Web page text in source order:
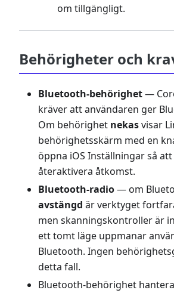
om tillgängligt.
Behörigheter och
Bluetooth-behörighet—
kräver att användaren ger
Om behörighet nekasvisar
behörighetsskärm med en
öppna iOS Inställningar så
återaktivera åtkomst.
Bluetooth-radio— om
avstängd är verktyget
men skanningskontroller är
ett tomt läge uppmanar
Bluetooth. Ingen
detta fall.
Bluetooth-behörighet